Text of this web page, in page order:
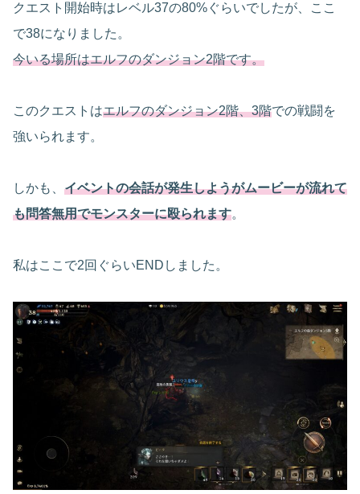
クエスト開始時はレベル37の80%ぐらいでしたが、ここ
で38になりました。
今いる場所はエルフのダンジョン2階です。
このクエストはエルフのダンジョン2階、3階での戦闘を
強いられます。
しかも、 イベントの会話が発生しようがムービーが流れて
も問答無用でモンスターに殴られます。
私はここで2回ぐらいENDしました。